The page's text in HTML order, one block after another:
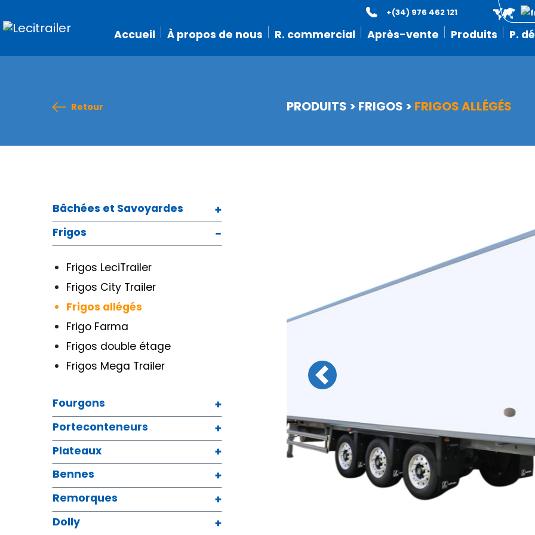
Accueil À propos de nous R. commercial Après-vente Produits P.
+(34) 976 462 121
Retour PRODUITS > FRIGOS > FRIGOS ALLÉGÉS
Bâchées et Savoyardes
Frigos
Frigos LeciTrailer
Frigos City Trailer
Frigos allégés
Frigo Farma
Frigos double étage
Frigos Mega Trailer
Fourgons
Porteconteneurs
Plateaux
Bennes
Remorques
Dolly
Previous